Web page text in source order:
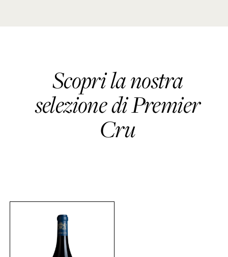
Scopri la nostra
selezione di Premier
Cru